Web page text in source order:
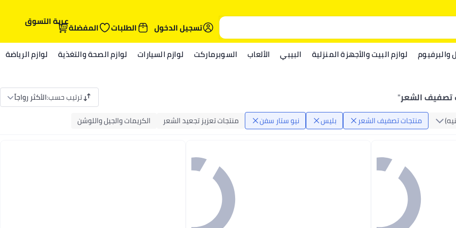
تسجيل الدخول
الطلبات المفضلةعربة التسوق
والبرفيوم لوازم البيت والأجهزة المنزلية البيبي الألعاب السوبرماركت لوازم السيارات لوازم الصحة والتغذية لوازم الرياضة
تصفيف الشعر" ترتيب حسب:الأكثر رواجاً
منتجات تصفيف الشعر بليس نيو ستار سفن منتجات تعزيز تجعيد الشعر الكريمات والجيل واللوشن